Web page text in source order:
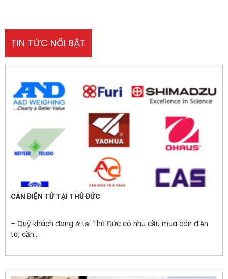
TIN TỨC NỔI BẬT
CÂN ĐIỆN TỬ TẠI THỦ ĐỨC
– Quý khách đang ở tại Thủ Đức có nhu cầu mua cân điện
tử, cần...